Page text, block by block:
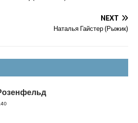
NEXT
Наталья Гайстер (Рыжик)